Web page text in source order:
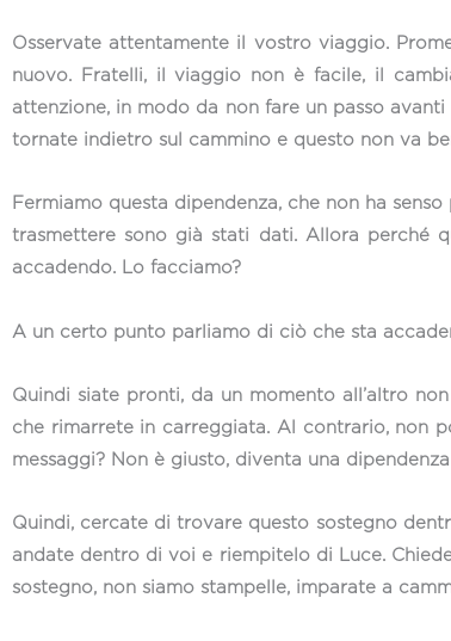
Osservate attentamente il vostro viaggio.
nuovo. Fratelli, il viaggio non è facile, il
attenzione, in modo da non fare un passo
tornate indietro sul cammino e questo non va
Fermiamo questa dipendenza, che non ha
trasmettere sono già stati dati. Allora perché
accadendo. Lo facciamo?
A un certo punto parliamo di ciò che sta
Quindi siate pronti, da un momento all’altro
che rimarrete in carreggiata. Al contrario, non
messaggi? Non è giusto, diventa una
Quindi, cercate di trovare questo sostegno
andate dentro di voi e riempitelo di Luce.
sostegno, non siamo stampelle, imparate a